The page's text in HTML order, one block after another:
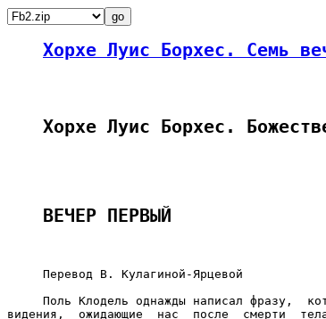
Хорхе Луис Борхес. Семь
Хорхе Луис Борхес.
ВЕЧЕР ПЕРВЫЙ